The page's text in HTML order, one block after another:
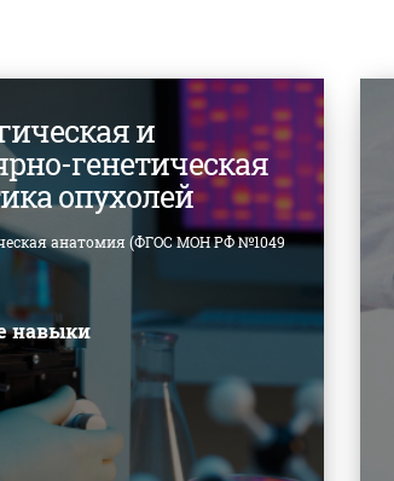
и
генетическая
опухолей
анатомия (ФГОС МОН РФ №1049
навыки